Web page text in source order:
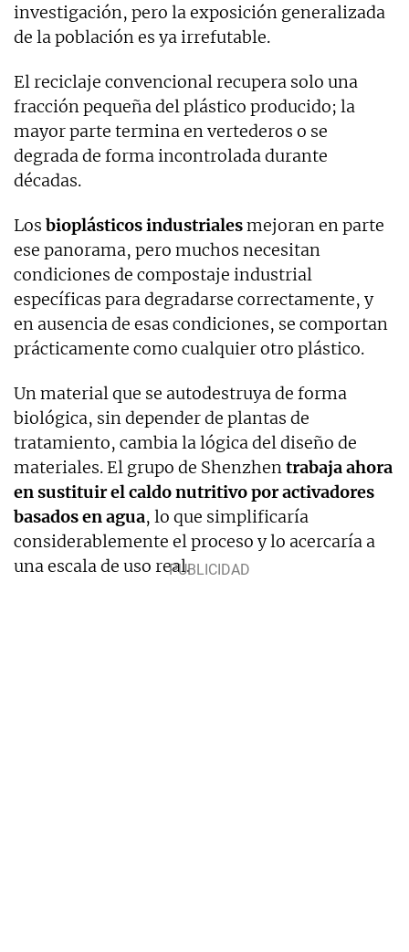
investigación, pero la exposición generalizada
de la población es ya irrefutable.
El reciclaje convencional recupera solo una
fracción pequeña del plástico producido; la
mayor parte termina en vertederos o se
degrada de forma incontrolada durante
décadas.
Los bioplásticosindustrialesmejoran en parte
ese panorama, pero muchos necesitan
condiciones de compostaje industrial
específicas para degradarse correctamente, y
en ausencia de esas condiciones, se comportan
prácticamente como cualquier otro plástico.
Un material que se autodestruya de forma
biológica, sin depender de plantas de
tratamiento, cambia la lógica del diseño de
materiales. El grupo de Shenzhentrabaja ahora
en sustituir el caldo nutritivo por activadores
basados en agua, lo que simplificaría
considerablemente el proceso y lo acercaría a
una escala de uso real.